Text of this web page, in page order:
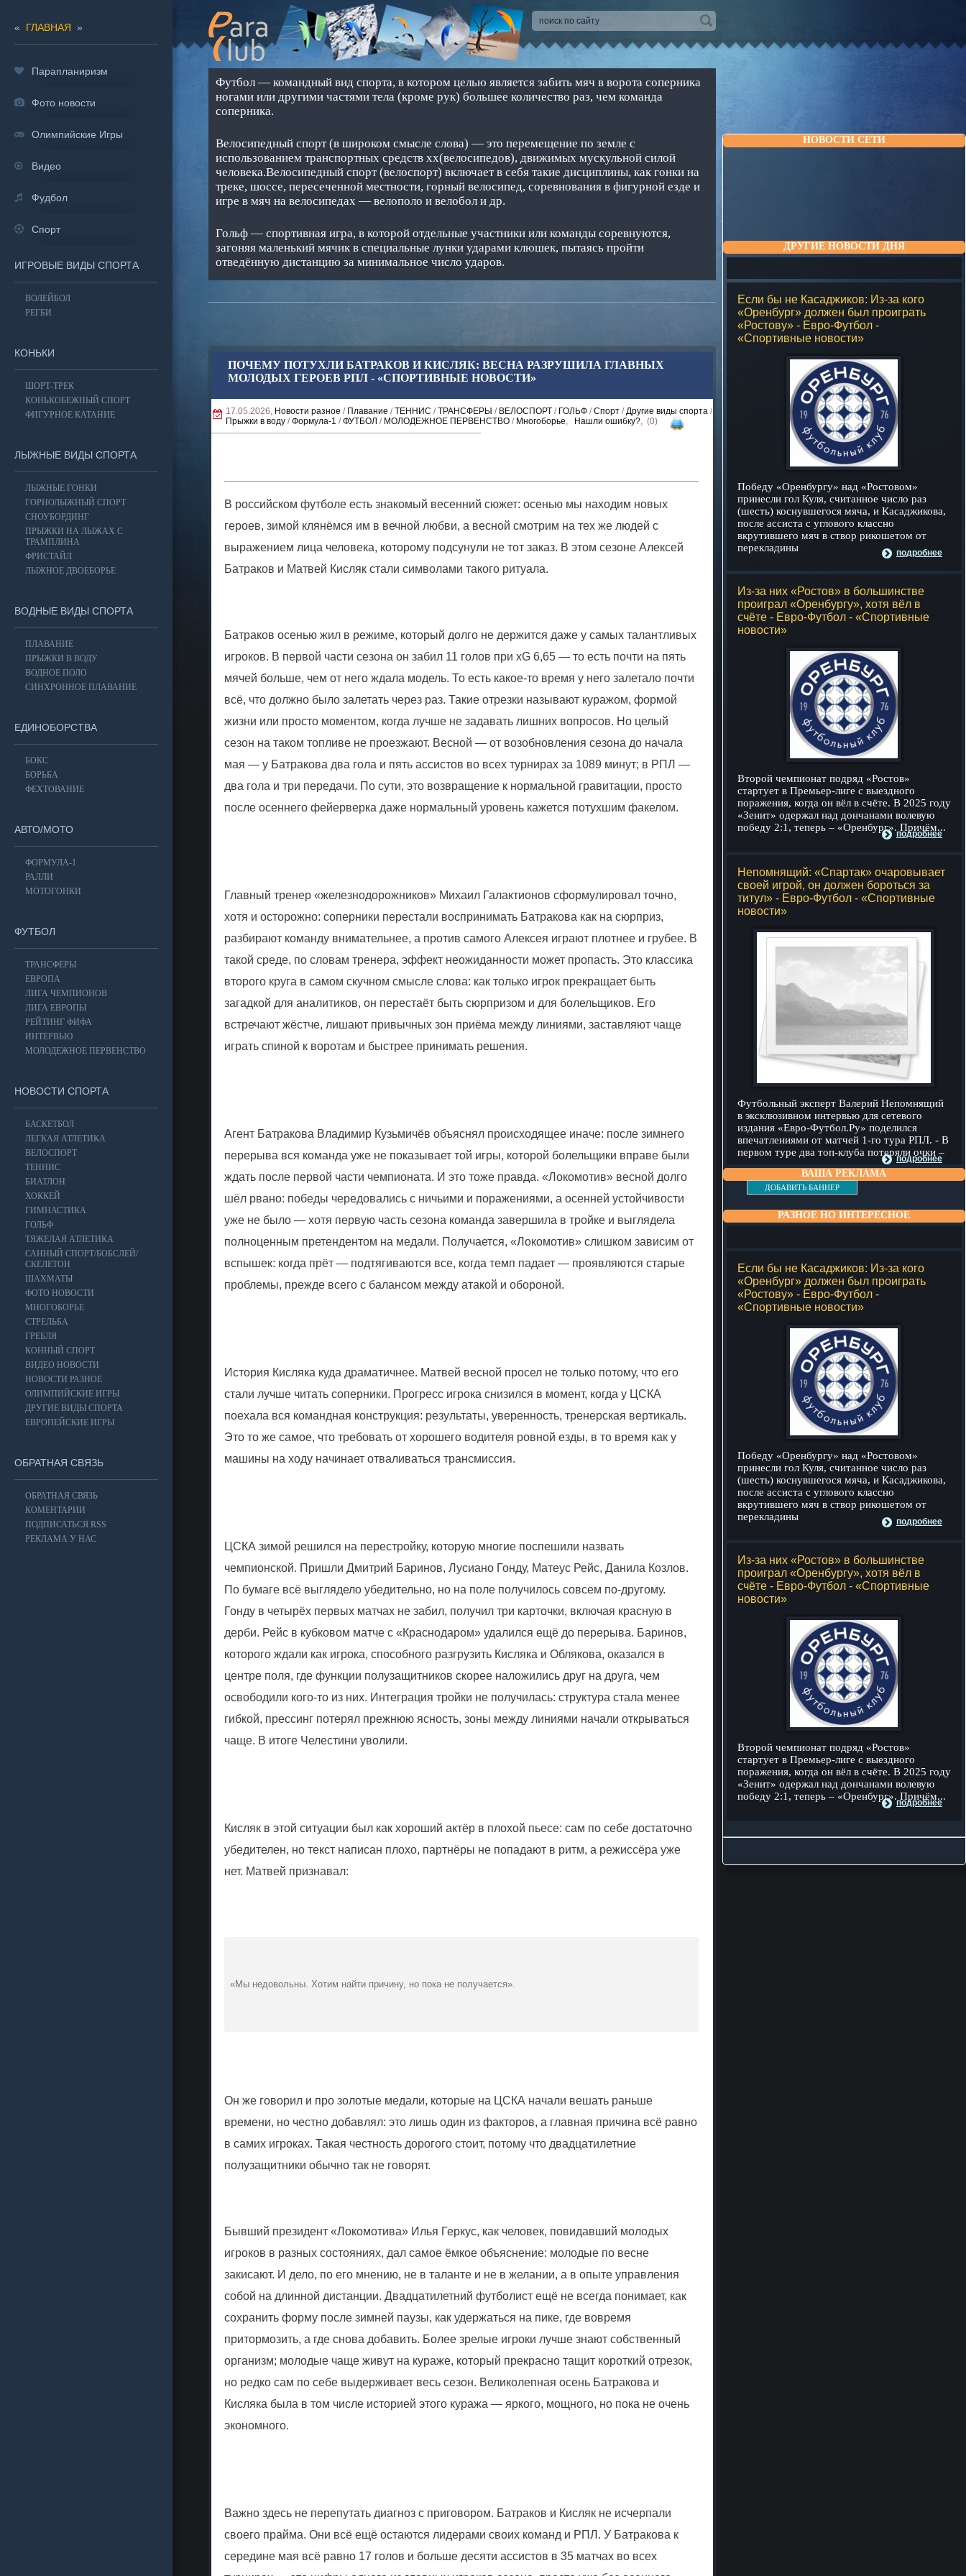
НОВОСТИ СЕТИ
ДРУГИЕ НОВОСТИ ДНЯ
Если бы не Касаджиков: Из-за кого
«Оренбург» должен был проиграть
«Ростову» - Евро-Футбол -
«Спортивные новости»
Победу «Оренбургу» над «Ростовом»
принесли гол Куля, считанное число раз
(шесть) коснувшегося мяча, и Касаджикова,
после ассиста с углового классно
вкрутившего мяч в створ рикошетом от
перекладины
подробнее
Из-за них «Ростов» в большинстве
проиграл «Оренбургу», хотя вёл в
счёте - Евро-Футбол - «Спортивные
новости»
Второй чемпионат подряд «Ростов»
стартует в Премьер-лиге с выездного
поражения, когда он вёл в счёте. В 2025 году
«Зенит» одержал над дончанами волевую
победу 2:1, теперь – «Оренбург». Причём...
подробнее
Непомнящий: «Спартак» очаровывает
своей игрой, он должен бороться за
титул» - Евро-Футбол - «Спортивные
новости»
Футбольный эксперт Валерий Непомнящий
в эксклюзивном интервью для сетевого
издания «Евро-Футбол.Ру» поделился
впечатлениями от матчей 1-го тура РПЛ. - В
первом туре два топ-клуба потеряли очки –
подробнее
ВАША РЕКЛАМА
ДОБАВИТЬ БАННЕР
РАЗНОЕ НО ИНТЕРЕСНОЕ
Если бы не Касаджиков: Из-за кого
«Оренбург» должен был проиграть
«Ростову» - Евро-Футбол -
«Спортивные новости»
Победу «Оренбургу» над «Ростовом»
принесли гол Куля, считанное число раз
(шесть) коснувшегося мяча, и Касаджикова,
после ассиста с углового классно
вкрутившего мяч в створ рикошетом от
перекладины
подробнее
Из-за них «Ростов» в большинстве
проиграл «Оренбургу», хотя вёл в
счёте - Евро-Футбол - «Спортивные
новости»
Второй чемпионат подряд «Ростов»
стартует в Премьер-лиге с выездного
поражения, когда он вёл в счёте. В 2025 году
«Зенит» одержал над дончанами волевую
победу 2:1, теперь – «Оренбург». Причём...
подробнее
Футбол — командный вид спорта, в котором целью является забить мяч в ворота соперника
ногами или другими частями тела (кроме рук) большее количество раз, чем команда
соперника.
Велосипедный спорт (в широком смысле слова) — это перемещение по земле с
использованием транспортных средств хх(велосипедов), движимых мускульной силой
человека.Велосипедный спорт (велоспорт) включает в себя такие дисциплины, как гонки на
треке, шоссе, пересеченной местности, горный велосипед, соревнования в фигурной езде и
игре в мяч на велосипедах — велополо и велобол и др.
Гольф — спортивная игра, в которой отдельные участники или команды соревнуются,
загоняя маленький мячик в специальные лунки ударами клюшек, пытаясь пройти
отведённую дистанцию за минимальное число ударов.
ПОЧЕМУ ПОТУХЛИ БАТРАКОВ И КИСЛЯК: ВЕСНА РАЗРУШИЛА ГЛАВНЫХ
МОЛОДЫХ ГЕРОЕВ РПЛ - «СПОРТИВНЫЕ НОВОСТИ»
17.05.2026, Новости разное / Плавание /ТЕННИС /ТРАНСФЕРЫ / ВЕЛОСПОРТ / ГОЛЬФ /Спорт /Другие виды спорта /
Прыжки в воду /Формула-1 /ФУТБОЛ / МОЛОДЕЖНОЕ ПЕРВЕНСТВО / Многоборье, Нашли ошибку?, (0)
В российском футболе есть знакомый весенний сюжет: осенью мы находим новых
героев, зимой клянёмся им в вечной любви, а весной смотрим на тех же людей с
выражением лица человека, которому подсунули не тот заказ. В этом сезоне Алексей
Батраков и Матвей Кисляк стали символами такого ритуала.
Батраков осенью жил в режиме, который долго не держится даже у самых талантливых
игроков. В первой части сезона он забил 11 голов при xG 6,65 — то есть почти на пять
мячей больше, чем от него ждала модель. То есть какое-то время у него залетало почти
всё, что должно было залетать через раз. Такие отрезки называют куражом, формой
жизни или просто моментом, когда лучше не задавать лишних вопросов. Но целый
сезон на таком топливе не проезжают. Весной — от возобновления сезона до начала
мая — у Батракова два гола и пять ассистов во всех турнирах за 1089 минут; в РПЛ —
два гола и три передачи. По сути, это возвращение к нормальной гравитации, просто
после осеннего фейерверка даже нормальный уровень кажется потухшим факелом.
Главный тренер «железнодорожников» Михаил Галактионов сформулировал точно,
хотя и осторожно: соперники перестали воспринимать Батракова как на сюрприз,
разбирают команду внимательнее, а против самого Алексея играют плотнее и грубее. В
такой среде, по словам тренера, эффект неожиданности может пропасть. Это классика
второго круга в самом скучном смысле слова: как только игрок прекращает быть
загадкой для аналитиков, он перестаёт быть сюрпризом и для болельщиков. Его
встречают жёстче, лишают привычных зон приёма между линиями, заставляют чаще
играть спиной к воротам и быстрее принимать решения.
Агент Батракова Владимир Кузьмичёв объяснял происходящее иначе: после зимнего
перерыва вся команда уже не показывает той игры, которой болельщики вправе были
ждать после первой части чемпионата. И это тоже правда. «Локомотив» весной долго
шёл рвано: победы чередовались с ничьими и поражениями, а осенней устойчивости
уже не было — хотя первую часть сезона команда завершила в тройке и выглядела
полноценным претендентом на медали. Получается, «Локомотив» слишком зависим от
вспышек: когда прёт — подтягиваются все, когда темп падает — проявляются старые
проблемы, прежде всего с балансом между атакой и обороной.
История Кисляка куда драматичнее. Матвей весной просел не только потому, что его
стали лучше читать соперники. Прогресс игрока снизился в момент, когда у ЦСКА
поехала вся командная конструкция: результаты, уверенность, тренерская вертикаль.
Это то же самое, что требовать от хорошего водителя ровной езды, в то время как у
машины на ходу начинает отваливаться трансмиссия.
ЦСКА зимой решился на перестройку, которую многие поспешили назвать
чемпионской. Пришли Дмитрий Баринов, Лусиано Гонду, Матеус Рейс, Данила Козлов.
По бумаге всё выглядело убедительно, но на поле получилось совсем по-другому.
Гонду в четырёх первых матчах не забил, получил три карточки, включая красную в
дерби. Рейс в кубковом матче с «Краснодаром» удалился ещё до перерыва. Баринов,
которого ждали как игрока, способного разгрузить Кисляка и Облякова, оказался в
центре поля, где функции полузащитников скорее наложились друг на друга, чем
освободили кого-то из них. Интеграция тройки не получилась: структура стала менее
гибкой, прессинг потерял прежнюю ясность, зоны между линиями начали открываться
чаще. В итоге Челестини уволили.
Кисляк в этой ситуации был как хороший актёр в плохой пьесе: сам по себе достаточно
убедителен, но текст написан плохо, партнёры не попадают в ритм, а режиссёра уже
нет. Матвей признавал:
«Мы недовольны. Хотим найти причину, но пока не получается».
Он же говорил и про золотые медали, которые на ЦСКА начали вешать раньше
времени, но честно добавлял: это лишь один из факторов, а главная причина всё равно
в самих игроках. Такая честность дорогого стоит, потому что двадцатилетние
полузащитники обычно так не говорят.
Бывший президент «Локомотива» Илья Геркус, как человек, повидавший молодых
игроков в разных состояниях, дал самое ёмкое объяснение: молодые по весне
закисают. И дело, по его мнению, не в таланте и не в желании, а в опыте управления
собой на длинной дистанции. Двадцатилетний футболист ещё не всегда понимает, как
сохранить форму после зимней паузы, как удержаться на пике, где вовремя
притормозить, а где снова добавить. Более зрелые игроки лучше знают собственный
организм; молодые чаще живут на кураже, который прекрасно тащит короткий отрезок,
но редко сам по себе выдерживает весь сезон. Великолепная осень Батракова и
Кисляка была в том числе историей этого куража — яркого, мощного, но пока не очень
экономного.
Важно здесь не перепутать диагноз с приговором. Батраков и Кисляк не исчерпали
своего прайма. Они всё ещё остаются лидерами своих команд и РПЛ. У Батракова к
середине мая всё равно 17 голов и больше десяти ассистов в 35 матчах во всех
« ГЛАВНАЯ »
Парапланиризм
Фото новости
Олимпийские Игры
Видео
Фудбол
Спорт
ИГРОВЫЕ ВИДЫ СПОРТА
ВОЛЕЙБОЛ
РЕГБИ
КОНЬКИ
ШОРТ-ТРЕК
КОНЬКОБЕЖНЫЙ СПОРТ
ФИГУРНОЕ КАТАНИЕ
ЛЫЖНЫЕ ВИДЫ СПОРТА
ЛЫЖНЫЕ ГОНКИ
ГОРНОЛЫЖНЫЙ СПОРТ
СНОУБОРДИНГ
ПРЫЖКИ НА ЛЫЖАХ С
ТРАМПЛИНА
ФРИСТАЙЛ
ЛЫЖНОЕ ДВОЕБОРЬЕ
ВОДНЫЕ ВИДЫ СПОРТА
ПЛАВАНИЕ
ПРЫЖКИ В ВОДУ
ВОДНОЕ ПОЛО
СИНХРОННОЕ ПЛАВАНИЕ
ЕДИНОБОРСТВА
БОКС
БОРЬБА
ФЕХТОВАНИЕ
АВТО/МОТО
ФОРМУЛА-1
РАЛЛИ
МОТОГОНКИ
ФУТБОЛ
ТРАНСФЕРЫ
ЕВРОПА
ЛИГА ЧЕМПИОНОВ
ЛИГА ЕВРОПЫ
РЕЙТИНГ ФИФА
ИНТЕРВЬЮ
МОЛОДЕЖНОЕ ПЕРВЕНСТВО
НОВОСТИ СПОРТА
БАСКЕТБОЛ
ЛЕГКАЯ АТЛЕТИКА
ВЕЛОСПОРТ
ТЕННИС
БИАТЛОН
ХОККЕЙ
ГИМНАСТИКА
ГОЛЬФ
ТЯЖЕЛАЯ АТЛЕТИКА
САННЫЙ СПОРТ/БОБСЛЕЙ/
СКЕЛЕТОН
ШАХМАТЫ
ФОТО НОВОСТИ
МНОГОБОРЬЕ
СТРЕЛЬБА
ГРЕБЛЯ
КОННЫЙ СПОРТ
ВИДЕО НОВОСТИ
НОВОСТИ РАЗНОЕ
ОЛИМПИЙСКИЕ ИГРЫ
ДРУГИЕ ВИДЫ СПОРТА
ЕВРОПЕЙСКИЕ ИГРЫ
ОБРАТНАЯ СВЯЗЬ
ОБРАТНАЯ СВЯЗЬ
КОМЕНТАРИИ
ПОДПИСАТЬСЯ RSS
РЕКЛАМА У НАС